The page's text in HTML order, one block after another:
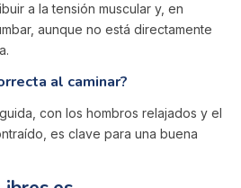
a la tensión muscular y, en
aunque no está directamente
al caminar?
con los hombros relajados y el
es clave para una buena